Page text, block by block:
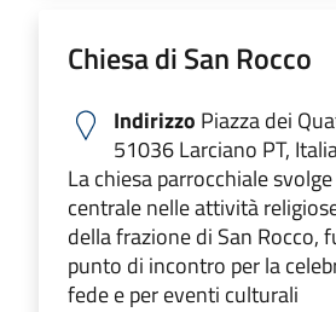
Chiesa di San Rocco
Indirizzo Piazza dei
51036 Larciano PT,
La chiesa parrocchiale
centrale nelle attività
della frazione di San Rocco,
punto di incontro per la
fede e per eventi culturali